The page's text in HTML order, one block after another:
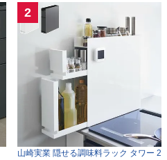
2
山崎実業 隠せる調味料ラック タワー 2